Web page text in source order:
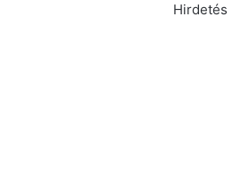
Hirdetés